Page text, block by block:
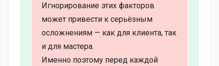
Игнорирование этих факторов
может привести к серьёзным
осложнениям — как для клиента, так
и для мастера.
Именно поэтому перед каждой